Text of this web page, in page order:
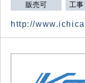
販売可 工
http://